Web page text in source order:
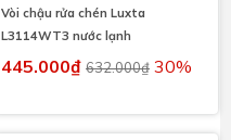
Vòi chậu rửa chén Luxta
L3114WT3 nước lạnh
445.000₫ 632.000₫ 30%